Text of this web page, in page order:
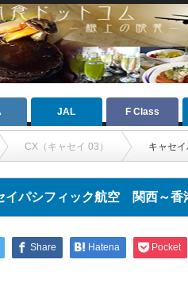
JAL F Class
CX（キャセイ 03） キャセ
イパシフィック航空 関西～
Share Hatena Pocket